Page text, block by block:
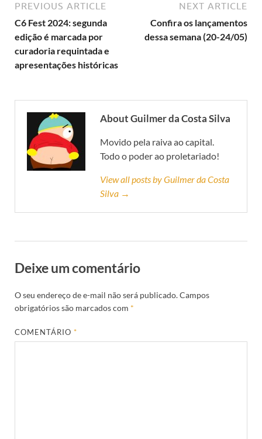
PREVIOUS ARTICLE
C6 Fest 2024: segunda
edição é marcada por
curadoria requintada e
apresentações históricas
NEXT ARTICLE
Confira os lançamentos
dessa semana (20-24/05)
About Guilmer da Costa Silva
Movido pela raiva ao capital.
Todo o poder ao proletariado!
View all posts by Guilmer da Costa
Silva →
Deixe um comentário
O seu endereço de e-mail não será publicado.Campos
obrigatórios são marcados com *
COMENTÁRIO*